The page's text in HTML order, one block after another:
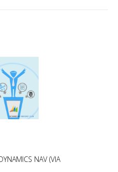
NAV (VIA